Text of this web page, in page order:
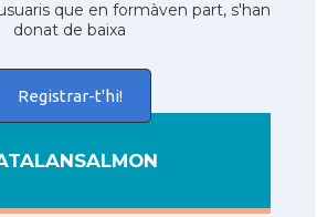
que en formàven part, s'han
donat de baixa
Registrar-t'hi!